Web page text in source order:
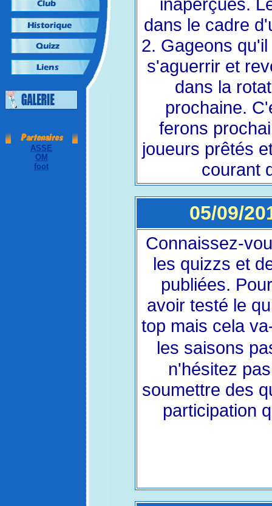
ASSE
OM
foot
dans le cadre
2. Gageons
s'aguerrir et
dans la
prochaine.
ferons
joueurs prêtés
courant
05/09/
Connaissez-
les quizzs et
publiées.
avoir testé le
top mais cela
les saisons
n'hésitez
soumettre des
participation